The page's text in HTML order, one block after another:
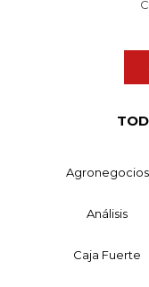
Agronegocios
Análisis
Caja Fuerte